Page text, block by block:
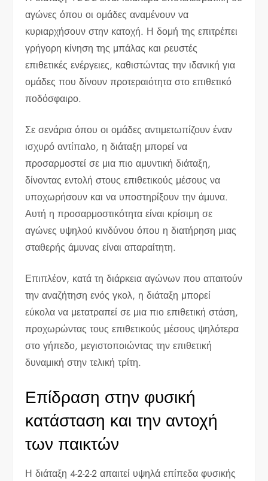
αγώνες όπου οι ομάδες αναμένουν να
κυριαρχήσουν στην κατοχή. Η δομή της επιτρέπει
γρήγορη κίνηση της μπάλας και ρευστές
επιθετικές ενέργειες, καθιστώντας την ιδανική για
ομάδες που δίνουν προτεραιότητα στο επιθετικό
ποδόσφαιρο.
Σε σενάρια όπου οι ομάδες αντιμετωπίζουν έναν
ισχυρό αντίπαλο, η διάταξη μπορεί να
προσαρμοστεί σε μια πιο αμυντική διάταξη,
δίνοντας εντολή στους επιθετικούς μέσους να
υποχωρήσουν και να υποστηρίξουν την άμυνα.
Αυτή η προσαρμοστικότητα είναι κρίσιμη σε
αγώνες υψηλού κινδύνου όπου η διατήρηση μιας
σταθερής άμυνας είναι απαραίτητη.
Επιπλέον, κατά τη διάρκεια αγώνων που απαιτούν
την αναζήτηση ενός γκολ, η διάταξη μπορεί
εύκολα να μετατραπεί σε μια πιο επιθετική στάση,
προχωρώντας τους επιθετικούς μέσους ψηλότερα
στο γήπεδο, μεγιστοποιώντας την επιθετική
δυναμική στην τελική τρίτη.
Επίδραση στην φυσική
κατάσταση και την αντοχή
των παικτών
Η διάταξη 4-2-2-2 απαιτεί υψηλά επίπεδα φυσικής